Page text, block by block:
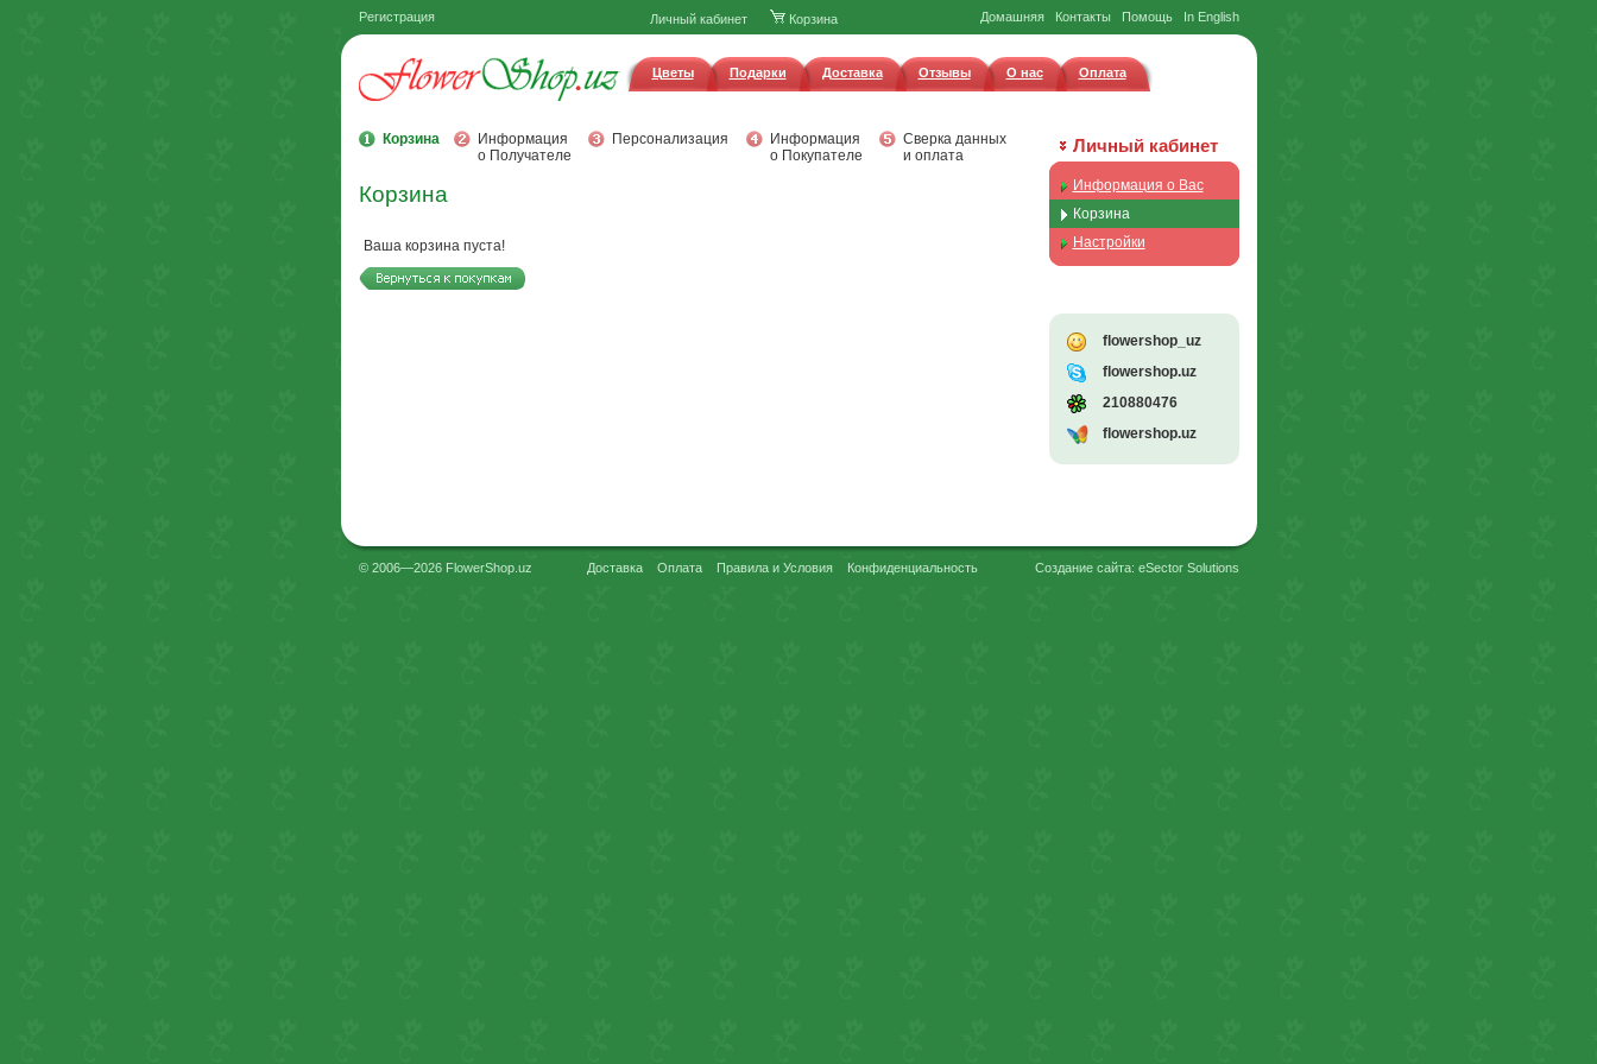
Регистрация Домашняя Контакты Помощь In English
Личный кабинет Корзина
Цветы Подарки Доставка Отзывы О нас Оплата
Корзина
Информация
о Получателе
Персонализация
Информация
о Покупателе
Сверка данных
и оплата
Корзина
Ваша корзина пуста!
Личный кабинет
Информация о Вас
Корзина
Настройки
flowershop_uz
flowershop.uz
210880476
flowershop.uz
© 2006—2026 FlowerShop.uz Доставка Оплата Правила и Условия Конфиденциальность Создание сайта: eSector Solutions